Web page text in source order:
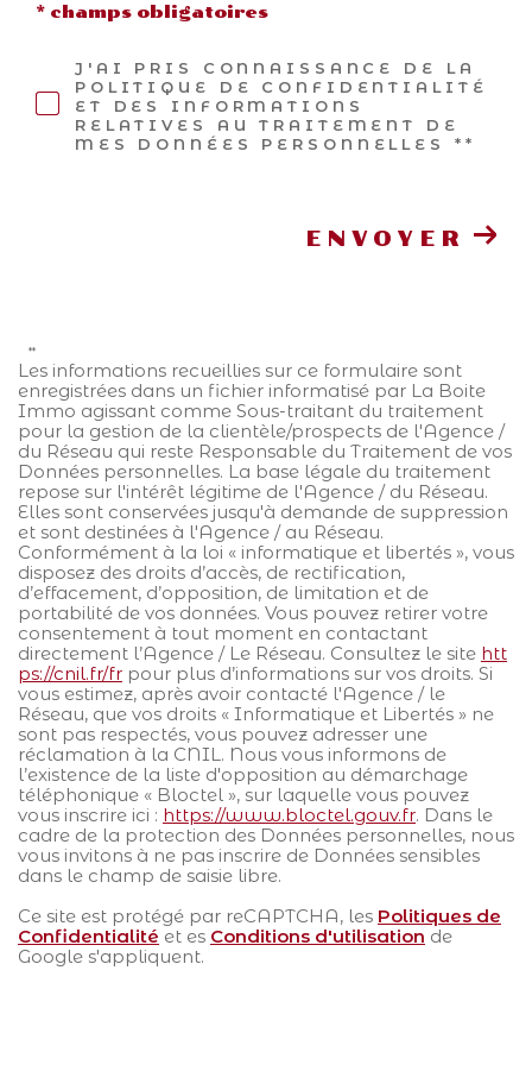
* champs obligatoires
J'AI PRIS CONNAISSANCE DE LA
POLITIQUE DE CONFIDENTIALITÉ
ET DES INFORMATIONS
RELATIVES AU TRAITEMENT DE
MES DONNÉES PERSONNELLES **
ENVOYER
**
Les informations recueillies sur ce formulaire sont
enregistrées dans un fichier informatisé par La Boite
Immo agissant comme Sous-traitant du traitement
pour la gestion de la clientèle/prospects de l'Agence /
du Réseau qui reste Responsable du Traitement de vos
Données personnelles. La base légale du traitement
repose sur l'intérêt légitime de l'Agence / du Réseau.
Elles sont conservées jusqu'à demande de suppression
et sont destinées à l'Agence / au Réseau.
Conformément à la loi « informatique et libertés », vous
disposez des droits d’accès, de rectification,
d’effacement, d’opposition, de limitation et de
portabilité de vos données. Vous pouvez retirer votre
consentement à tout moment en contactant
directement l’Agence / Le Réseau. Consultez le site htt
ps://cnil.fr/fr pour plus d’informations sur vos droits. Si
vous estimez, après avoir contacté l'Agence / le
Réseau, que vos droits « Informatique et Libertés » ne
sont pas respectés, vous pouvez adresser une
réclamation à la CNIL. Nous vous informons de
l’existence de la liste d'opposition au démarchage
téléphonique « Bloctel », sur laquelle vous pouvez
vous inscrire ici : https://www.bloctel.gouv.fr. Dans le
cadre de la protection des Données personnelles, nous
vous invitons à ne pas inscrire de Données sensibles
dans le champ de saisie libre.
Ce site est protégé par reCAPTCHA, les Politiques de
Confidentialité et es Conditions d'utilisation de
Google s'appliquent.